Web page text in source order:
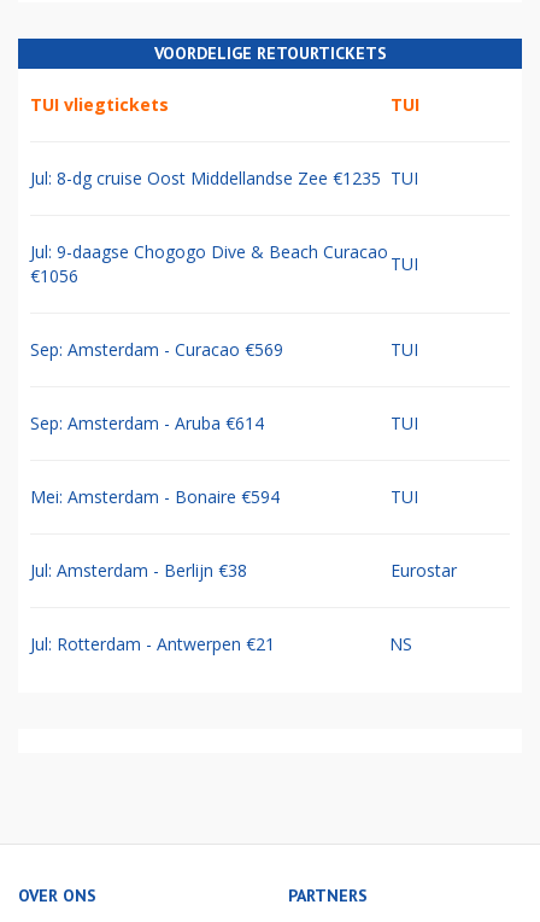
VOORDELIGE RETOURTICKETS
TUI vliegtickets TUI
Jul: 8-dg cruise Oost Middellandse Zee €1235 TUI
Jul: 9-daagse Chogogo Dive & Beach Curacao
€1056
TUI
Sep: Amsterdam - Curacao €569 TUI
Sep: Amsterdam - Aruba €614 TUI
Mei: Amsterdam - Bonaire €594 TUI
Jul: Amsterdam - Berlijn €38 Eurostar
Jul: Rotterdam - Antwerpen €21 NS
OVER ONS PARTNERS